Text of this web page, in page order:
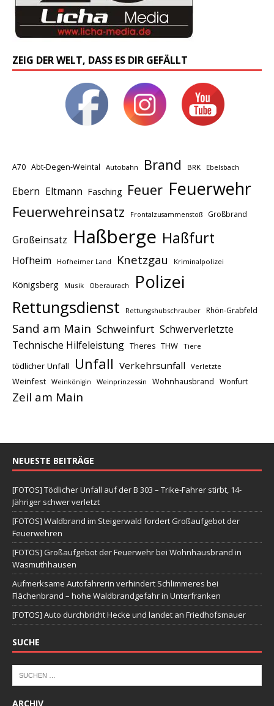
ZEIG DER WELT, DASS ES DIR GEFÄLLT
A70 Abt-Degen-Weintal Autobahn Brand BRK Ebelsbach
Ebern Eltmann Fasching Feuer Feuerwehr
Feuerwehreinsatz Frontalzusammenstoß Großbrand
Großeinsatz Haßberge Haßfurt
Hofheim Hofheimer Land Knetzgau Kriminalpolizei
Königsberg Musik Oberaurach Polizei
Rettungsdienst Rettungshubschrauber Rhön-Grabfeld
Sand am Main Schweinfurt Schwerverletzte
Technische Hilfeleistung Theres THW Tiere
tödlicher Unfall Unfall Verkehrsunfall Verletzte
Weinfest Weinkönigin Weinprinzessin Wohnhausbrand Wonfurt
Zeil am Main
NEUESTE BEITRÄGE
[FOTOS] Tödlicher Unfall auf der B 303 – Trike-Fahrer stirbt, 14-
Jähriger schwer verletzt
[FOTOS] Waldbrand im Steigerwald fordert Großaufgebot der
Feuerwehren
[FOTOS] Großaufgebot der Feuerwehr bei Wohnhausbrand in
Wasmuthhausen
Aufmerksame Autofahrerin verhindert Schlimmeres bei
Flächenbrand – hohe Waldbrandgefahr in Unterfranken
[FOTOS] Auto durchbricht Hecke und landet an Friedhofsmauer
SUCHE
ARCHIV